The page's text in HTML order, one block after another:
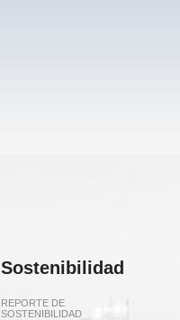
Sostenibilidad
REPORTE DE
SOSTENIBILIDAD